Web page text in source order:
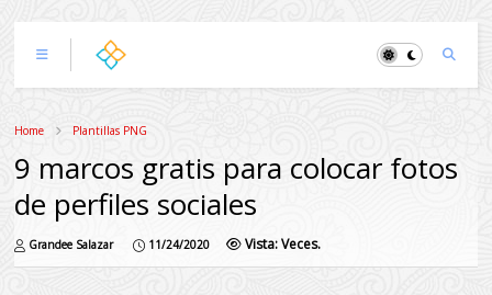
Home Plantillas PNG
9 marcos gratis para colocar fotos
de perfiles sociales
Grandee Salazar 11/24/2020 Vista:Veces.